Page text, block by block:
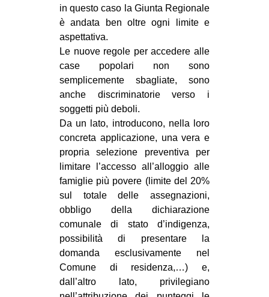
STUDENTI
ARTE
MANIFESTI
MUSICA
RECENSIONI
INTERNAZIONALE
AFRICA
AMERICHE
ESTREMO ORIENTE
EUROPA
MONDO
in questo caso la Giunta Regionale
è andata ben oltre ogni limite e
aspettativa.
Le nuove regole per accedere alle
case popolari non sono
semplicemente sbagliate, sono
anche discriminatorie verso i
soggetti più deboli.
Da un lato, introducono, nella loro
concreta applicazione, una vera e
propria selezione preventiva per
limitare l’accesso all’alloggio alle
famiglie più povere (limite del 20%
sul totale delle assegnazioni,
obbligo della dichiarazione
comunale di stato d’indigenza,
possibilità di presentare la
domanda esclusivamente nel
Comune di residenza,…) e,
dall’altro lato, privilegiano